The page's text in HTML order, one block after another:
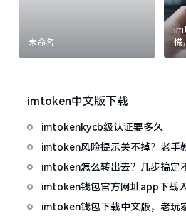
未命名
慌
imtoken中文版下载
imtokenkycb级认证要多久
imtoken风险提示关不掉？老手
imtoken怎么转出去？几步搞定
imtoken钱包官方网址app下载
imtoken钱包下载中文版，老玩